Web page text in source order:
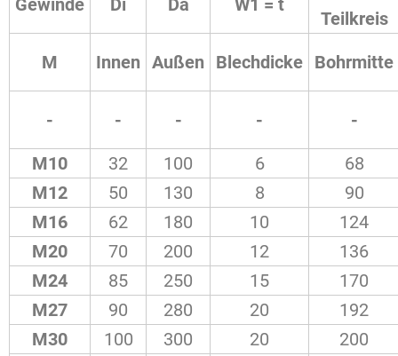
Teilkreis
M Innen Außen Blechdicke Bohrmitte
- - - - -
M10 32 100 6
68
M12
50 130 8
90
M16
62 180 10
124
M20
70 200 12
136
M24
85 250 15
170
M27
90 280 20
192
M30
100 300 20
200